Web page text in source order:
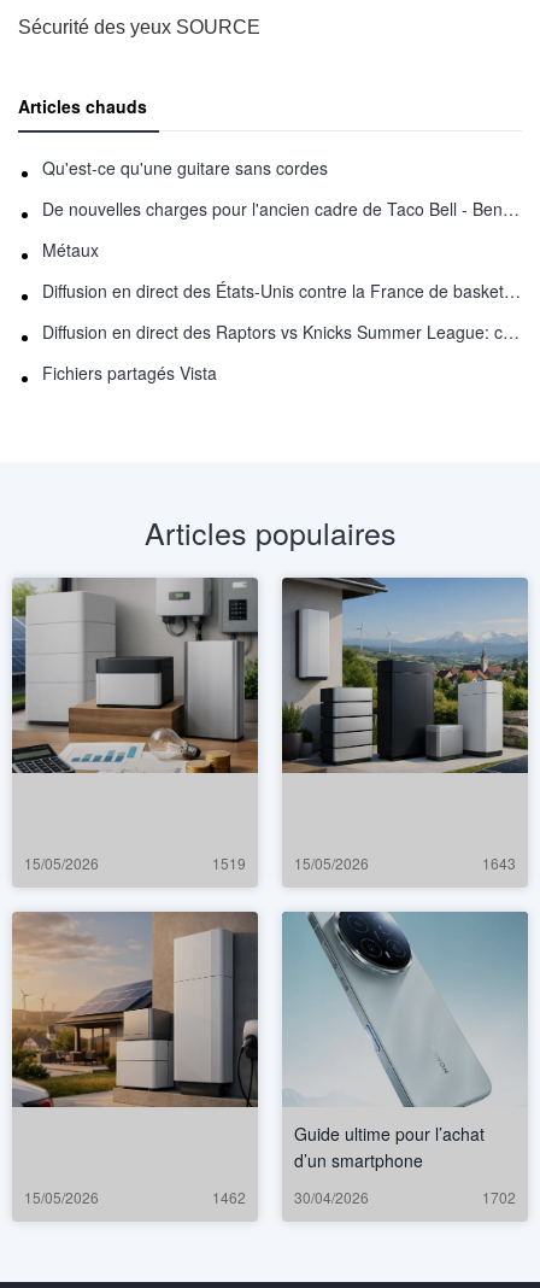
Sécurité des yeux SOURCE
Articles chauds
Qu'est-ce qu'une guitare sans cordes
De nouvelles charges pour l'ancien cadre de Taco Bell - Benjamin Golden - dans Uber fracas
Métaux
Diffusion en direct des États-Unis contre la France de basket-ball : comment regarder en ligne
Diffusion en direct des Raptors vs Knicks Summer League: comment regarder
Fichiers partagés Vista
Articles populaires
15/05/2026 1519 15/05/2026 1643
15/05/2026 1462
Guide ultime pour l’achat
d’un smartphone
30/04/2026 1702